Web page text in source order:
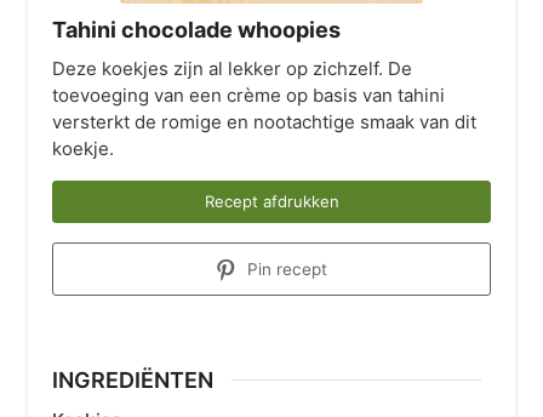
Tahini chocolade whoopies
Deze koekjes zijn al lekker op zichzelf. De
toevoeging van een crème op basis van tahini
versterkt de romige en nootachtige smaak van dit
koekje.
Recept afdrukken
Pin recept
INGREDIËNTEN